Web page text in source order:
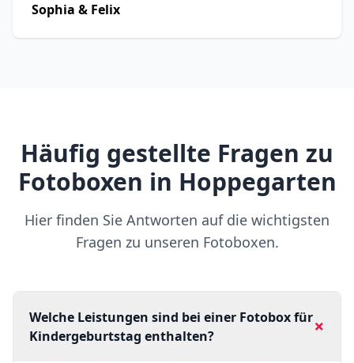
Sophia & Felix
Häufig gestellte Fragen zu
Fotoboxen in Hoppegarten
Hier finden Sie Antworten auf die wichtigsten
Fragen zu unseren Fotoboxen.
Welche Leistungen sind bei einer Fotobox für
Kindergeburtstag enthalten?
+